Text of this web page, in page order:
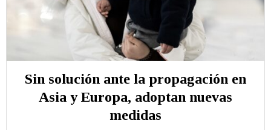
Sin solución ante la propagación en
Asia y Europa, adoptan nuevas
medidas